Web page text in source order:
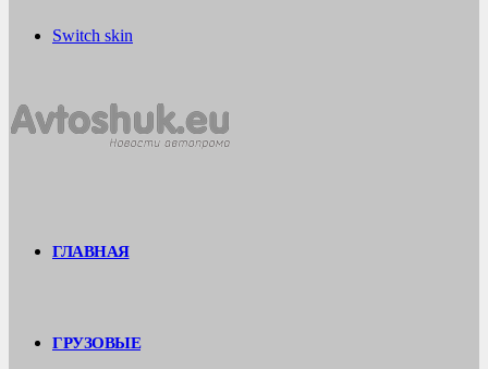
Switch skin
ГЛАВНАЯ
ГРУЗОВЫЕ